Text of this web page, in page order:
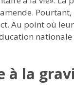
Au point où
à la